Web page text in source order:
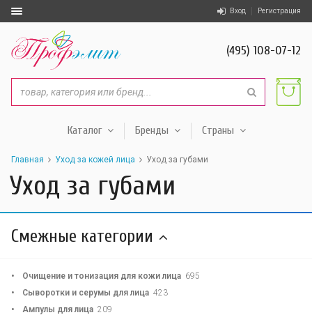
Вход Регистрация
(495) 108-07-12
Каталог Бренды Страны
Главная Уход за кожей лица Уход за губами
Уход за губами
Смежные категории
Очищение и тонизация для кожи лица 695
Сыворотки и серумы для лица 423
Ампулы для лица 209